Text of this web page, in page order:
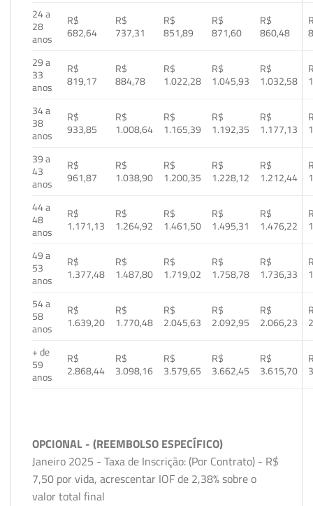
24 a
28
anos
R$
682,64
R$
737,31
R$
851,89
R$
871,60
R$
860,48
29 a
33
anos
R$
819,17
R$
884,78
R$
1.022,28
R$
1.045,93
R$
1.032,58
34 a
38
anos
R$
933,85
R$
1.008,64
R$
1.165,39
R$
1.192,35
R$
1.177,13
39 a
43
anos
R$
961,87
R$
1.038,90
R$
1.200,35
R$
1.228,12
R$
1.212,44
44 a
48
anos
R$
1.171,13
R$
1.264,92
R$
1.461,50
R$
1.495,31
R$
1.476,22
49 a
53
anos
R$
1.377,48
R$
1.487,80
R$
1.719,02
R$
1.758,78
R$
1.736,33
54 a
58
anos
R$
1.639,20
R$
1.770,48
R$
2.045,63
R$
2.092,95
R$
2.066,23
+ de
59
anos
R$
2.868,44
R$
3.098,16
R$
3.579,65
R$
3.662,45
R$
3.615,70
OPCIONAL - (REEMBOLSO ESPECÍFICO)
Janeiro 2025 - Taxa de Inscrição: (Por Contrato) - R$
7,50 por vida, acrescentar IOF de 2,38% sobre o
valor total final